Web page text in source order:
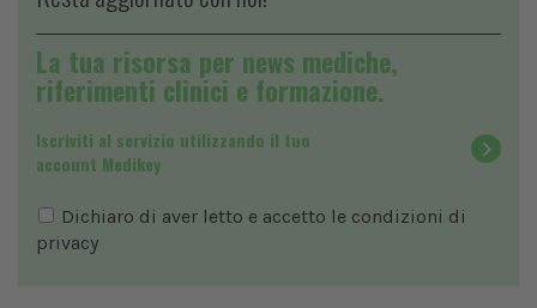
La tua risorsa per news mediche,
riferimenti clinici e formazione.
Iscriviti al servizio utilizzando il tuo
account Medikey
Dichiaro di aver letto e accetto le condizioni di
privacy